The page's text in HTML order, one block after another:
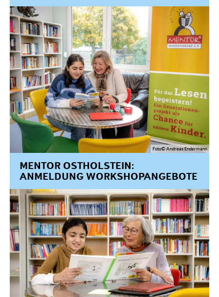
Foto© Andreas Endermann
MENTOR OSTHOLSTEIN:
ANMELDUNG WORKSHOPANGEBOTE